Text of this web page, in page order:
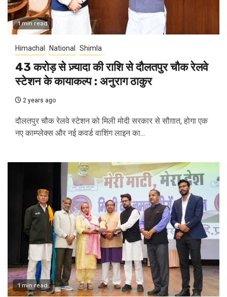
1 min read
Himachal National Shimla
₹43 करोड़ से ज़्यादा की राशि से दौलतपुर चौक रेलवे
स्टेशन के कायाकल्प : अनुराग ठाकुर
2 years ago
दौलतपुर चौक रेलवे स्टेशन को मिली मोदी सरकार से सौग़ात, होगा एक
नए काम्प्लेक्स और नई कवर्ड वाशिंग लाइन का...
1 min read